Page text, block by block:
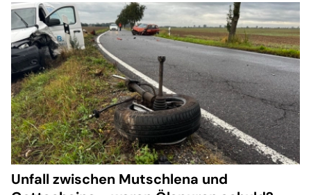
Unfall zwischen Mutschlena und